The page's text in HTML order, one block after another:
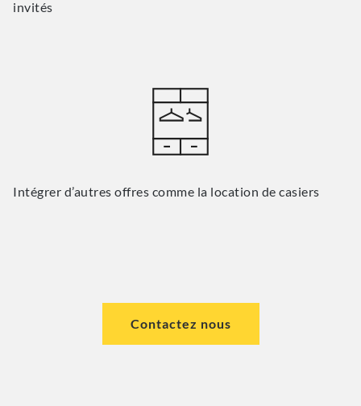
invités
Intégrer d’autres offres comme la location de casiers
Contactez nous